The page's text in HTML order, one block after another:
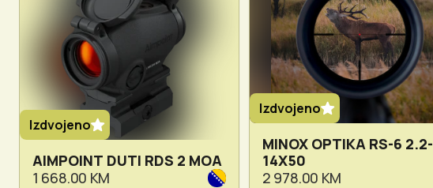
Izdvojeno
AIMPOINT DUTI RDS 2 MOA
1 668.00 KM
Izdvojeno
MINOX OPTIKA RS-6 2.2-
14X50
2 978.00 KM